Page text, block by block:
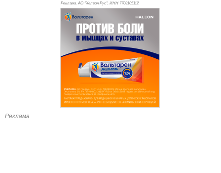
Реклама. АО "Хелеон Рус", ИНН 7703105112
Реклама